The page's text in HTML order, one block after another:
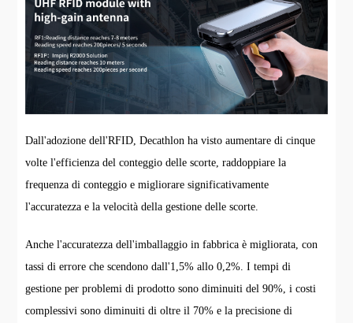
Dall'adozione dell'RFID, Decathlon ha visto aumentare di cinque
volte l'efficienza del conteggio delle scorte, raddoppiare la
frequenza di conteggio e migliorare significativamente
l'accuratezza e la velocità della gestione delle scorte.
Anche l'accuratezza dell'imballaggio in fabbrica è migliorata, con
tassi di errore che scendono dall'1,5% allo 0,2%. I tempi di
gestione per problemi di prodotto sono diminuiti del 90%, i costi
complessivi sono diminuiti di oltre il 70% e la precisione di